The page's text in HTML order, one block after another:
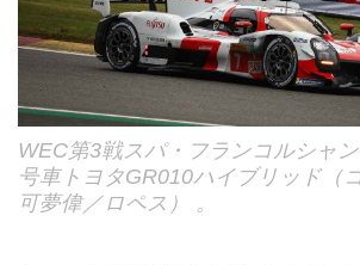
WEC第3戦スパ・フランコルシャ
号車トヨタGR010ハイブリッド（
可夢偉／ロペス） 。